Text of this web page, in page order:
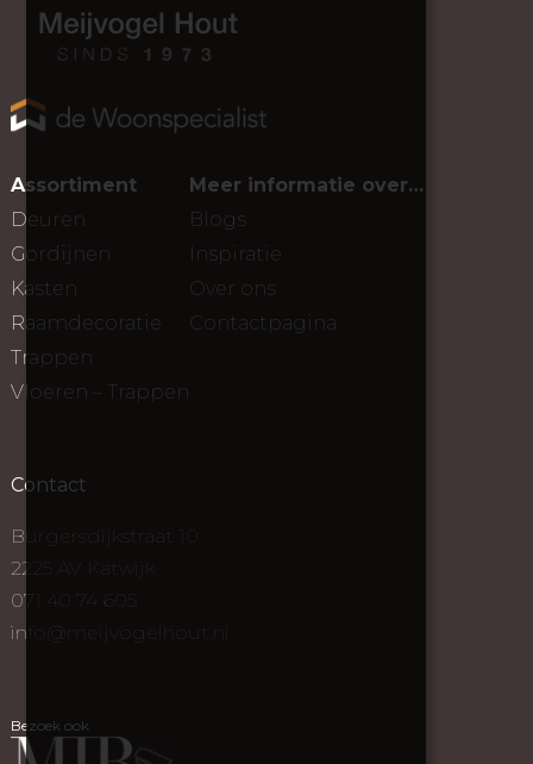
Assortiment
Deuren
Gordijnen
Kasten
Raamdecoratie
Trappen
Vloeren – Trappen
Meer informatie over…
Blogs
Inspiratie
Over ons
Contactpagina
Contact
Burgersdijkstraat 10
2225 AV Katwijk
071 40 74 605
info@meijvogelhout.nl
Bezoek ook